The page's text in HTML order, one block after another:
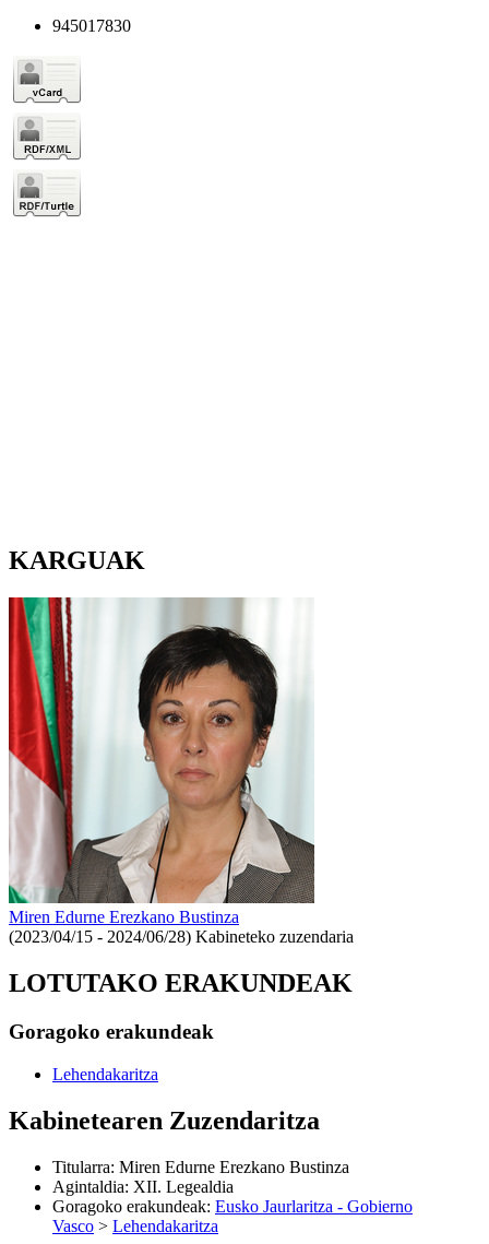
945017830
KARGUAK
Miren Edurne Erezkano Bustinza
(2023/04/15 - 2024/06/28) Kabineteko zuzendaria
LOTUTAKO ERAKUNDEAK
Goragoko erakundeak
Lehendakaritza
Kabinetearen Zuzendaritza
Titularra: Miren Edurne Erezkano Bustinza
Agintaldia: XII. Legealdia
Goragoko erakundeak: Eusko Jaurlaritza - Gobierno
Vasco > Lehendakaritza